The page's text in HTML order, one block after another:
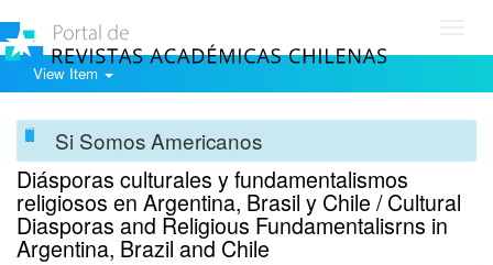
View Item
Si Somos Americanos
Diásporas culturales y fundamentalismos
religiosos en Argentina, Brasil y Chile / Cultural
Diasporas and Religious Fundamentalisrns in
Argentina, Brazil and Chile